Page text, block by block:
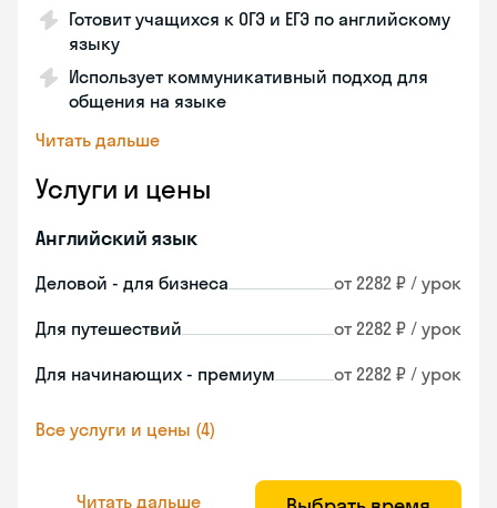
Готовит учащихся к ОГЭ и ЕГЭ по английскому
языку
Использует коммуникативный подход для
общения на языке
Читать дальше
Услуги и цены
Английский язык
Деловой - для бизнеса от 2282 ₽ / урок
Для путешествий от 2282 ₽ / урок
Для начинающих - премиум от 2282 ₽ / урок
Все услуги и цены (4)
Читать дальше